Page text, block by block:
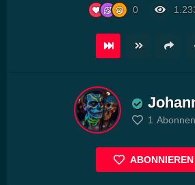
0
1
ABONNIEREN